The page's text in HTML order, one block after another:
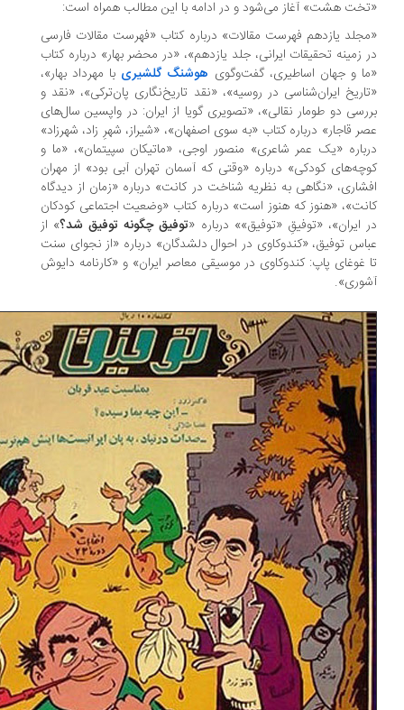
هشت» آغاز می‌شود و در ادامه با این مطالب همراه است:
یازدهم فهرست مقالات» درباره کتاب «فهرست مقالات فارسی
زمینه تحقیقات ایرانی، جلد یازدهم»، «در محضر بهار» درباره کتاب
و جهان اساطیری، گفت‌وگویهوشنگ گلشیریبا مهرداد بهار»،
ایران‌شناسی در روسیه»، «نقد تاریخ‌نگاری پان‌ترکی»، «نقد و
دو طومار نقالی»، «تصویری گویا از ایران: در واپسین‌ سال‌های
قاجار» درباره کتاب «به سوی اصفهان»، «شیراز، شهرِ زاد، شهرزاد»
«یک عمر شاعری» منصور اوجی، «ماتیکان سپیتمان»، «ما و
کودکی» درباره «وقتی که آسمان تهران آبی بود» از مهران
«نگاهی به نظریه شناخت در کانت» درباره «زمان از دیدگاه
«هنوز که هنوز است» درباره کتاب «وضعیت اجتماعی کودکان
ایران»، «توفیقِ «توفیق»» درباره «توفیق چگونه توفیق شد؟» از
توفیق،‌ «کندوکاوی در احوال دلشدگان» درباره «از نجوای سنت
غوغای پاپ: کندوکاوی در موسیقی معاصر ایران» و «کارنامه دایوش